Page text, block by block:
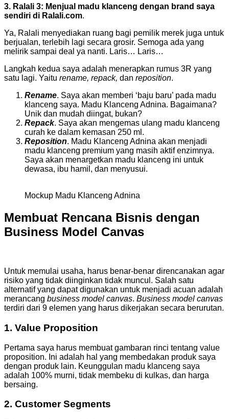
3. Ralali 3: Menjual madu klanceng dengan brand saya
sendiri di Ralali.com.
Ya, Ralali menyediakan ruang bagi pemilik merek juga untuk
berjualan, terlebih lagi secara grosir. Semoga ada yang
melirik sampai deal ya nanti. Laris… Laris…
Langkah kedua saya adalah menerapkan rumus 3R yang
satu lagi. Yaitu rename, repack, dan reposition.
Rename. Saya akan memberi ‘baju baru’ pada madu
klanceng saya. Madu Klanceng Adnina. Bagaimana?
Unik dan mudah diingat, bukan?
Repack. Saya akan mengemas ulang madu klanceng
curah ke dalam kemasan 250 ml.
Reposition. Madu Klanceng Adnina akan menjadi
madu klanceng premium yang masih aktif enzimnya.
Saya akan menargetkan madu klanceng ini untuk
dewasa, ibu hamil, dan menyusui.
Mockup Madu Klanceng Adnina
Membuat Rencana Bisnis dengan
Business Model Canvas
Untuk memulai usaha, harus benar-benar direncanakan agar
risiko yang tidak diinginkan tidak muncul. Salah satu
alternatif yang dapat digunakan untuk menjadi acuan adalah
merancang business model canvas. Business model canvas
terdiri dari 9 elemen yang harus dikerjakan secara berurutan.
1. Value Proposition
Pertama saya harus membuat gambaran rinci tentang value
proposition. Ini adalah hal yang membedakan produk saya
dengan produk lain. Keunggulan madu klanceng saya
adalah 100% murni, tidak membeku di kulkas, dan harga
bersaing.
2. Customer Segments